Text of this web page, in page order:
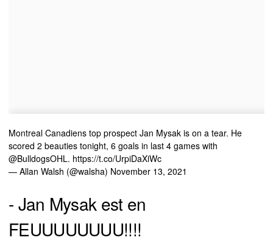
Montreal Canadiens top prospect Jan Mysak is on a tear. He
scored 2 beauties tonight, 6 goals in last 4 games with
@BulldogsOHL. https://t.co/UrpiDaXiWc
— Allan Walsh (@walsha) November 13, 2021
- Jan Mysak est en
FEUUUUUUUU!!!!